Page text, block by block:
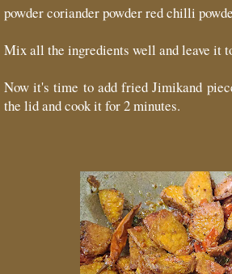
powder coriander powder red chilli
Mix all the ingredients well and leave it
Now it's time to add fried Jimikand
the lid and cook it for 2 minutes.